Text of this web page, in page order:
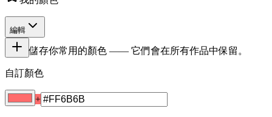
編輯
儲存你常用的顏色 —— 它們會在所有作品中保留。
自訂顏色
+